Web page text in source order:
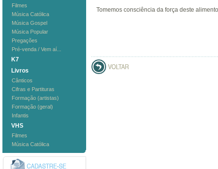
Filmes
Música Católica
Música Gospel
Música Popular
Pregações
Pré-venda / Vem aí...
K7
Livros
Cânticos
Cifras e Partituras
Formação (artistas)
Formação (geral)
Infantis
VHS
Filmes
Música Católica
Tomemos consciência da força deste